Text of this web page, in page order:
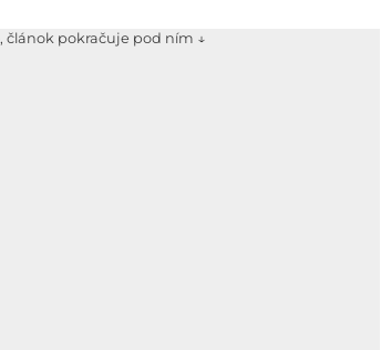
článok pokračuje pod ním ↓